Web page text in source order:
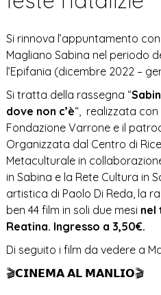
Si rinnova l’appuntamento
Magliano Sabina nel periodo
l’Epifania (dicembre 2022 –
Si tratta della rassegna “
dove non c’è“, realizzata
Fondazione Varrone e il
Organizzata dal Centro di
Metaculturale in
in Sabina e la Rete Cultura in
artistica di Paolo Di Reda, la
ben 44 film in soli due mesi nel
Reatina. Ingresso a 3,50€.
Di seguito i film da vedere a
🎬𝗖𝗜𝗡𝗘𝗠𝗔 𝗔𝗟 𝗠𝗔𝗡𝗟𝗜𝗢🎬